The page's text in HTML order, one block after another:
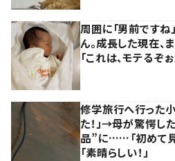
周囲に「男前ですね
ん。成長した現在、
「これは、モテるぞ
修学旅行へ行った
た！」→母が驚愕し
品”に……「初めて見
「素晴らしい！」